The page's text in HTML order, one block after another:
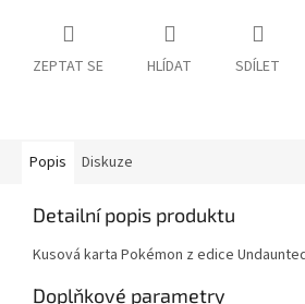
ZEPTAT SE HLÍDAT SDÍLET
Popis Diskuze
Detailní popis produktu
Kusová karta Pokémon z edice
Doplňkové parametry